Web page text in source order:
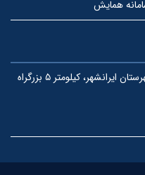
همایش
استان سیستان و بلوچستان، شهرستان ایرانشهر، کیلومتر ۵ بزرگراه